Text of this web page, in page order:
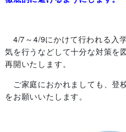
4/7～4/9にかけて行われる入
気を行うなどして十分な対策を
再開いたします。
ご家庭におかれましても、登
をお願いいたします。